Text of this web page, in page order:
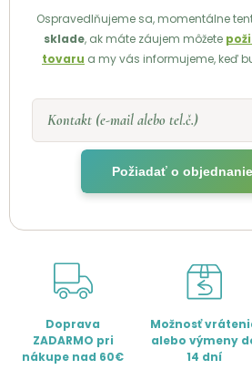
Ospravedlňujeme sa, momentálne
sklade, ak máte záujem môžete
tovaru a my vás informujeme, keď
Kontakt (e-mail alebo tel.č.)
Požiadať o
Doprava
ZADARMO pri
nákupe nad 60€
Možnosť
alebo výmeny
14 dní